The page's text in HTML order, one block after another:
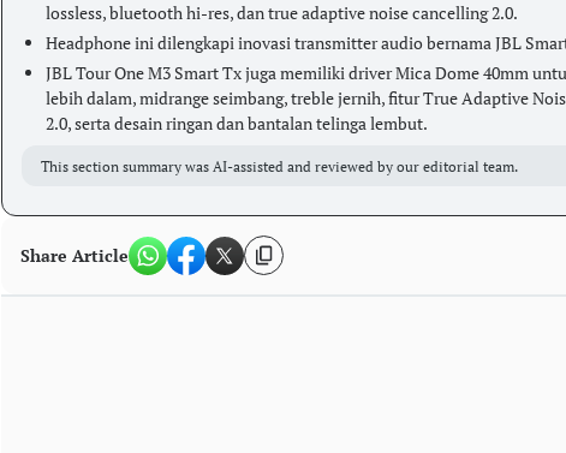
lossless, bluetooth hi-res, dan true adaptive noise cancelling 2.0.
Headphone ini dilengkapi inovasi transmitter audio bernama JBL
JBL Tour One M3 Smart Tx juga memiliki driver Mica Dome 40mm
lebih dalam, midrange seimbang, treble jernih, fitur True Adaptive
2.0, serta desain ringan dan bantalan telinga lembut.
This section summary was AI-assisted and reviewed by our editorial team.
Share Article